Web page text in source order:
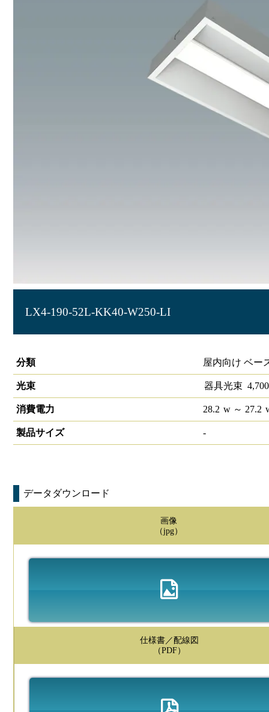
LX4-190-52L-KK40-W250-LI
分類
屋内向け ベー
光束 器具光束 4,700
消費電力 28.2 w～ 27.2
製品サイズ -
データダウンロード
画像
（jpg）
仕様書／配線図
（PDF）